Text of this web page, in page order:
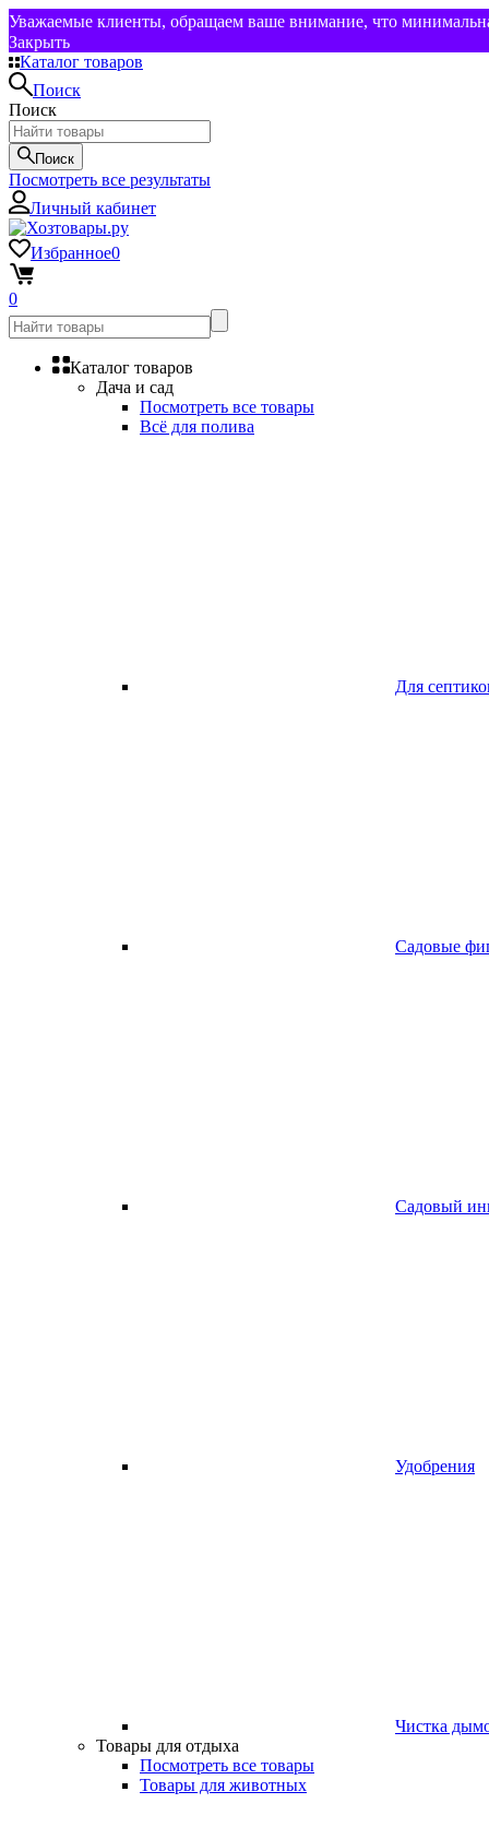
Уважаемые клиенты, обращаем ваше внимание, что
Закрыть
Каталог товаров
Поиск
Поиск
Поиск
Посмотреть все результаты
Личный кабинет
Избранное0
0
Каталог товаров
Дача и сад
Посмотреть все товары
Всё для полива
Для
Садовые
Садовый
Удобрения
Чистка
Товары для отдыха
Посмотреть все товары
Товары для животных